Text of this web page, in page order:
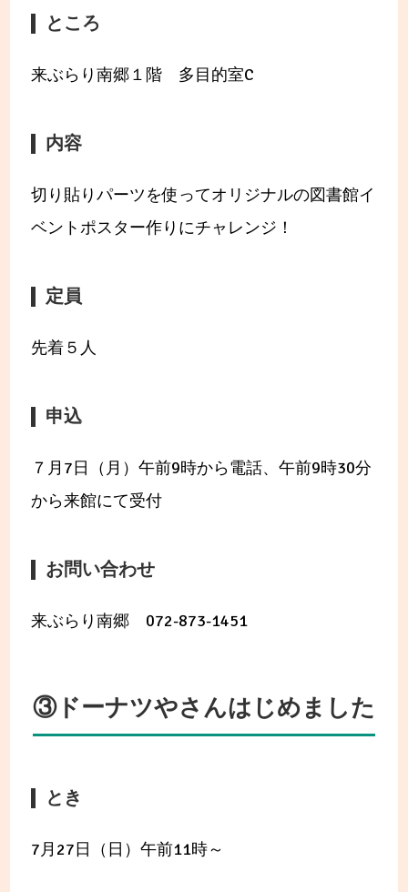
ところ
来ぶらり南郷１階 多目的室C
内容
切り貼りパーツを使ってオリジナルの図書館イ
ベントポスター作りにチャレンジ！
定員
先着５人
申込
７月7日（月）午前9時から電話、午前9時30分
から来館にて受付
お問い合わせ
来ぶらり南郷 072-873-1451
③ドーナツやさんはじめました
とき
7月27日（日）午前11時～